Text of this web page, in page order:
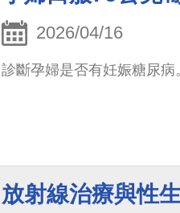
2026/04/16
診斷孕婦是否有妊娠糖尿病
放射線治療與性